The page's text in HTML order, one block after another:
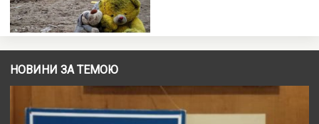
НОВИНИ ЗА ТЕМОЮ